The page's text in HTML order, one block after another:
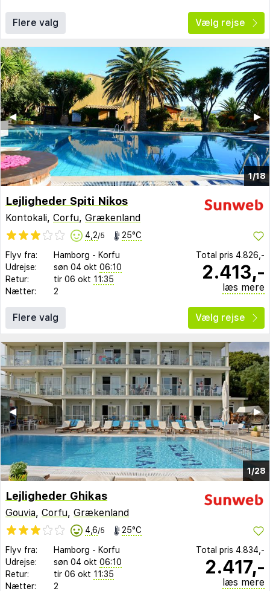
Flere valg Vælg rejse
1/18
▶︎
◀︎
Lejligheder Spiti Nikos
Kontokali, Corfu, Grækenland
4,2/5 25°C
Flyv fra: Hamborg - Korfu
Udrejse:
søn 04 okt 06:10
Retur:
tir 06 okt 11:35
Nætter:
2
Total pris 4.826,-
2.413,-
læs mere
Flere valg Vælg rejse
1/28
▶︎
◀︎
Lejligheder Ghikas
Gouvia, Corfu, Grækenland
4,6/5 25°C
Flyv fra: Hamborg - Korfu
Udrejse:
søn 04 okt 06:10
Retur:
tir 06 okt 11:35
Nætter:
2
Total pris 4.834,-
2.417,-
læs mere